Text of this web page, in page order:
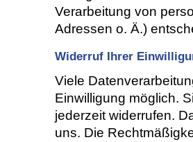
Verarbeitung von
Adressen o. Ä.)
Widerruf Ihrer
Viele
Einwilligung möglich.
jederzeit widerrufen.
uns. Die